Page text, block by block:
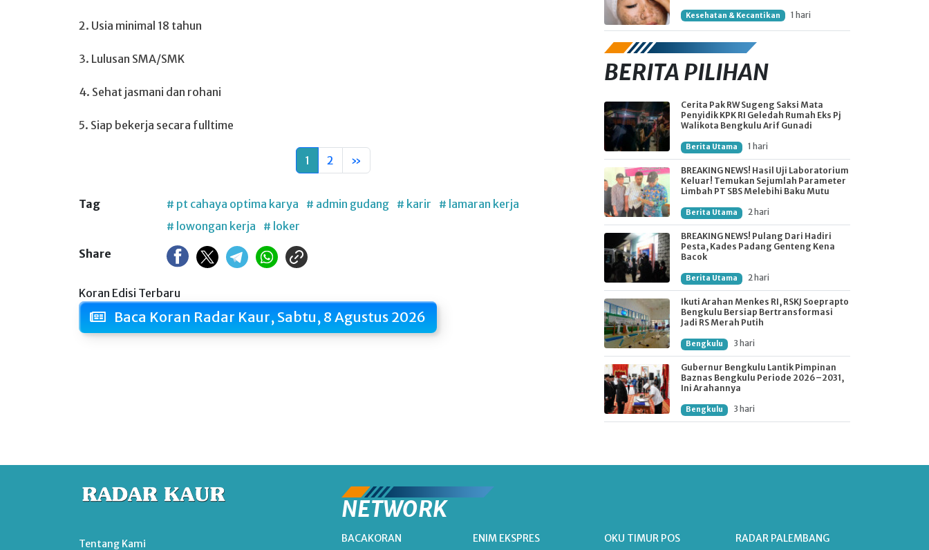
2. Usia minimal 18 tahun
3. Lulusan SMA/SMK
4. Sehat jasmani dan rohani
5. Siap bekerja secara fulltime
1 2 »
Tag # pt cahaya optima karya # admin gudang # karir
# lamaran kerja
# lowongan kerja
# loker
Share
Koran Edisi Terbaru
Baca Koran Radar Kaur, Sabtu, 8 Agustus 2026
Kesehatan & Kecantikan 1 hari
BERITA PILIHAN
Cerita Pak RW Sugeng Saksi Mata
Penyidik KPK RI Geledah Rumah Eks Pj
Walikota Bengkulu Arif Gunadi
Berita Utama 1 hari
BREAKING NEWS! Hasil Uji Laboratorium
Keluar! Temukan Sejumlah Parameter
Limbah PT SBS Melebihi Baku Mutu
Berita Utama 2 hari
BREAKING NEWS! Pulang Dari Hadiri
Pesta, Kades Padang Genteng Kena
Bacok
Berita Utama 2 hari
Ikuti Arahan Menkes RI, RSKJ Soeprapto
Bengkulu Bersiap Bertransformasi
Jadi RS Merah Putih
Bengkulu 3 hari
Gubernur Bengkulu Lantik Pimpinan
Baznas Bengkulu Periode 2026–2031,
Ini Arahannya
Bengkulu 3 hari
Tentang Kami
NETWORK
BACAKORAN ENIM EKSPRES OKU TIMUR POS RADAR PALEMBANG